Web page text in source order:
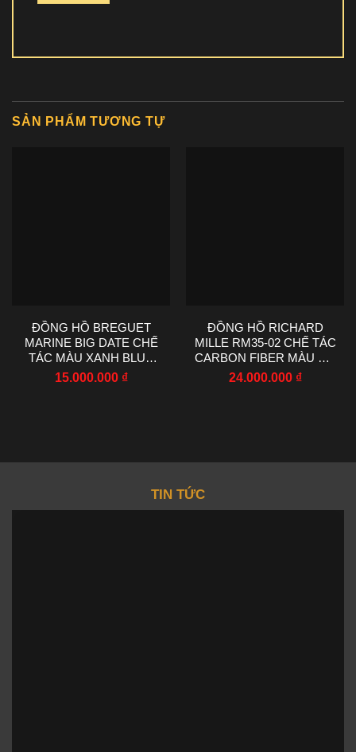
SẢN PHẨM TƯƠNG TỰ
ĐỒNG HỒ BREGUET
MARINE BIG DATE CHẾ
TÁC MÀU XANH BLUE
NHÀ MÁY HG 39MM
15.000.000 ₫
ĐỒNG HỒ RICHARD
MILLE RM35-02 CHẾ TÁC
CARBON FIBER MÀU ĐỎ
NHÀ MÁY RM
24.000.000 ₫
TIN TỨC